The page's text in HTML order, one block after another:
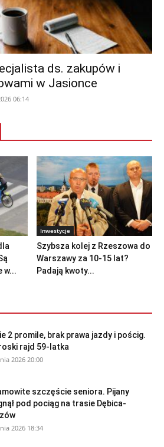
ds. zakupów i
w Jasionce
06:14
w...
Inwestycje
Szybsza kolej z Rzeszowa do
Warszawy za 10-15 lat?
Padają kwoty...
2 promile, brak prawa jazdy i pościg.
rajd 59-latka
2026 20:00
szczęście seniora. Pijany
pod pociąg na trasie Dębica-
2026 18:34